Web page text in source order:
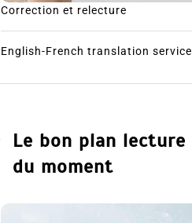
Correction et relecture
English-French translation service
Le bon plan lecture
du moment